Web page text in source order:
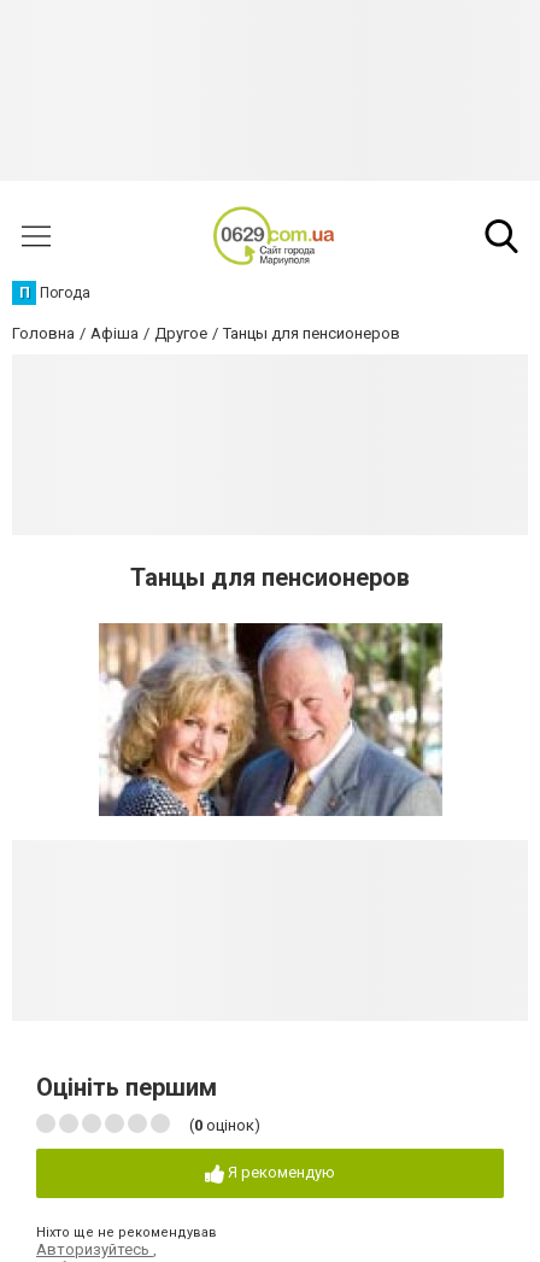
П Погода
Головна Афіша Другое Танцы для пенсионеров
Танцы для пенсионеров
Оцініть першим
(0 оцінок)
Я рекомендую
Ніхто ще не рекомендував
Авторизуйтесь